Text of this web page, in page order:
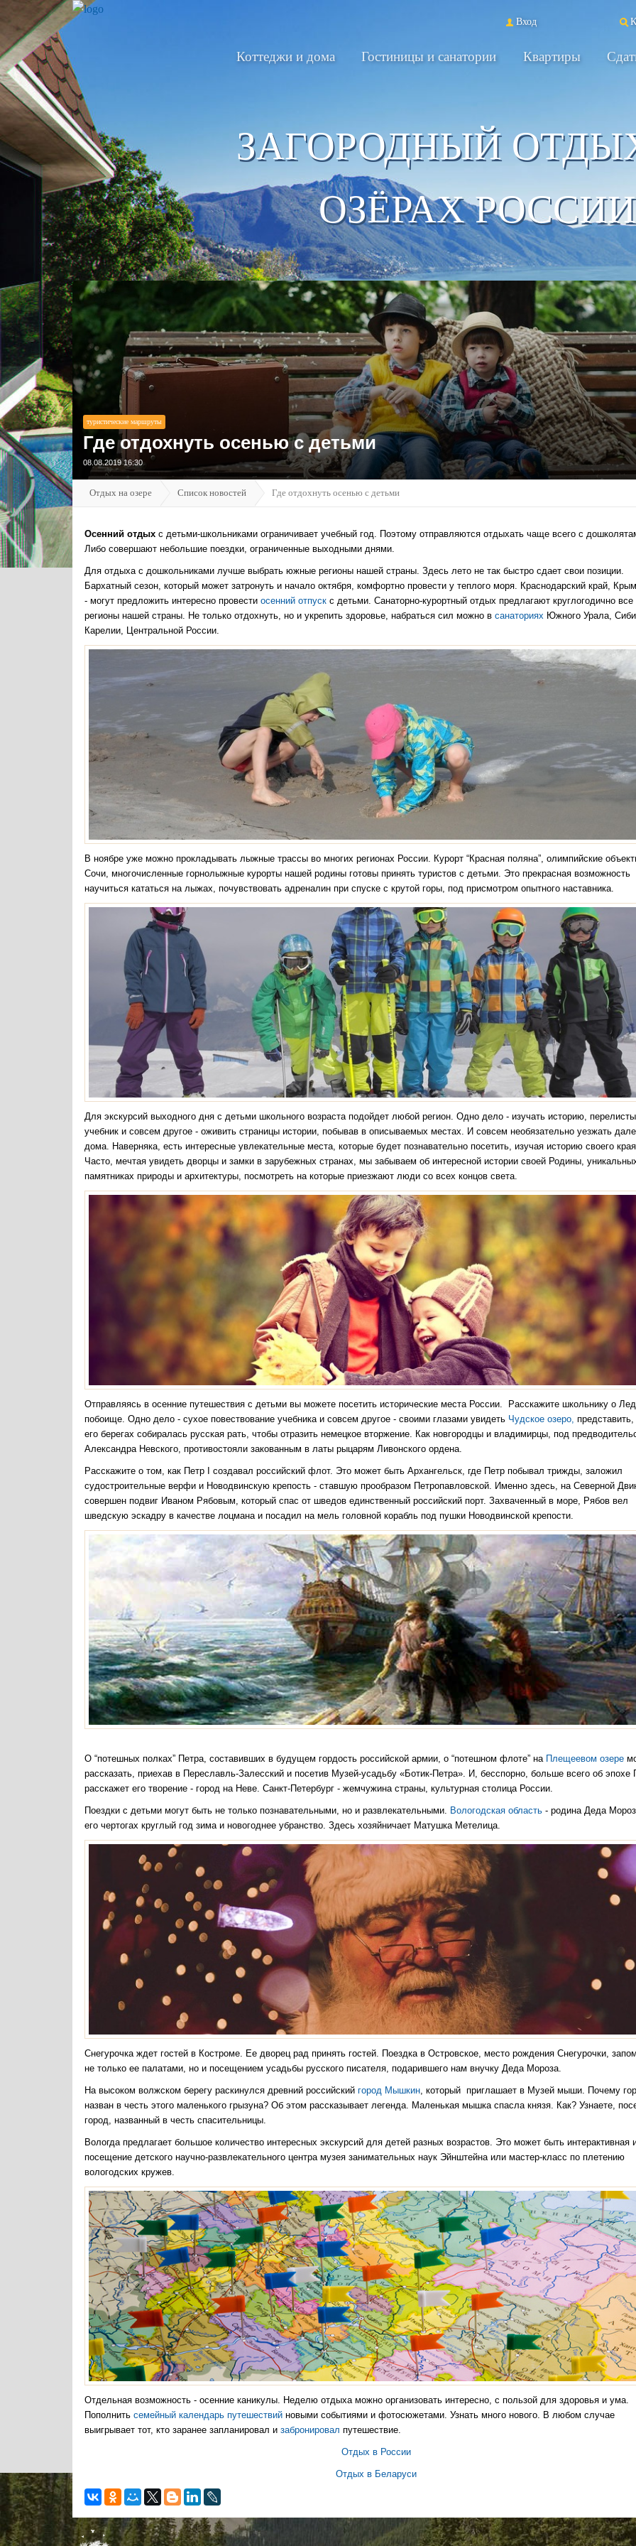
Вход
Коттеджи и дома Гостиницы и санатории Квартиры
ЗАГОРОДНЫЙ
ОЗЁРАХ РОССИИ
туристические маршруты
Где отдохнуть осенью с детьми
08.08.2019 16:30
Отдых на озере Список новостей Где отдохнуть осенью с детьми
Осенний отдых с детьми-школьниками ограничивает учебный год. Поэтому отправляются отдыхать чаще всего с
Либо совершают небольшие поездки, ограниченные выходными днями.
Для отдыха с дошкольниками лучше выбрать южные регионы нашей страны. Здесь лето не так быстро сдает свои позиции.
Бархатный сезон, который может затронуть и начало октября, комфортно провести у теплого моря. Краснодарский край,
- могут предложить интересно провестиосенний отпуск с детьми. Санаторно-курортный отдых предлагают круглогодично все
регионы нашей страны. Не только отдохнуть, но и укрепить здоровье, набраться сил можно всанаториях Южного Урала,
Карелии, Центральной России.
В ноябре уже можно прокладывать лыжные трассы во многих регионах России. Курорт “Красная поляна”, олимпийские
Сочи, многочисленные горнолыжные курорты нашей родины готовы принять туристов с детьми. Это прекрасная возможность
научиться кататься на лыжах, почувствовать адреналин при спуске с крутой горы, под присмотром опытного наставника.
Для экскурсий выходного дня с детьми школьного возраста подойдет любой регион. Одно дело - изучать историю,
учебник и совсем другое - оживить страницы истории, побывав в описываемых местах. И совсем необязательно уезжать
дома. Наверняка, есть интересные увлекательные места, которые будет познавательно посетить, изучая историю своего
Часто, мечтая увидеть дворцы и замки в зарубежных странах, мы забываем об интересной истории своей Родины,
памятниках природы и архитектуры, посмотреть на которые приезжают люди со всех концов света.
Отправляясь в осенние путешествия с детьми вы можете посетить исторические места России. Расскажите школьнику о
побоище. Одно дело - сухое повествование учебника и совсем другое - своими глазами увидеть Чудское озеро, представить,
его берегах собиралась русская рать, чтобы отразить немецкое вторжение. Как новгородцы и владимирцы, под
Александра Невского, противостояли закованным в латы рыцарям Ливонского ордена.
Расскажите о том, как Петр I создавал российский флот. Это может быть Архангельск, где Петр побывал трижды, заложил
судостроительные верфи и Новодвинскую крепость - ставшую прообразом Петропавловской. Именно здесь, на Северной
совершен подвиг Иваном Рябовым, который спас от шведов единственный российский порт. Захваченный в море, Рябов вел
шведскую эскадру в качестве лоцмана и посадил на мель головной корабль под пушки Новодвинской крепости.
О “потешных полках” Петра, составивших в будущем гордость российской армии, о “потешном флоте” на Плещеевом озере
рассказать, приехав в Переславль-Залесский и посетив Музей-усадьбу «Ботик-Петра». И, бесспорно, больше всего об эпохе
расскажет его творение - город на Неве. Санкт-Петербург - жемчужина страны, культурная столица России.
Поездки с детьми могут быть не только познавательными, но и развлекательными. Вологодская область - родина Деда
его чертогах круглый год зима и новогоднее убранство. Здесь хозяйничает Матушка Метелица.
Снегурочка ждет гостей в Костроме. Ее дворец рад принять гостей. Поездка в Островское, место рождения Снегурочки,
не только ее палатами, но и посещением усадьбы русского писателя, подарившего нам внучку Деда Мороза.
На высоком волжском берегу раскинулся древний российскийгород Мышкин , который приглашает в Музей мыши. Почему
назван в честь этого маленького грызуна? Об этом рассказывает легенда. Маленькая мышка спасла князя. Как? Узнаете,
город, названный в честь спасительницы.
Вологда предлагает большое количество интересных экскурсий для детей разных возрастов. Это может быть интерактивная
посещение детского научно-развлекательного центра музея занимательных наук Эйнштейна или мастер-класс по плетению
вологодских кружев.
Отдельная возможность - осенние каникулы. Неделю отдыха можно организовать интересно, с пользой для здоровья и ума.
Пополнитьсемейный календарь путешествий новыми событиями и фотосюжетами. Узнать много нового. В любом случае
выигрывает тот, кто заранее запланировал изабронировал путешествие.
Отдых в России
Отдых в Беларуси